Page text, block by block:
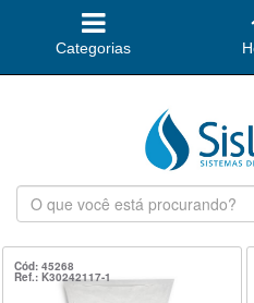
Categorias
O
que
está
procurando?
Cód: 45268
Ref.: K30242117-1